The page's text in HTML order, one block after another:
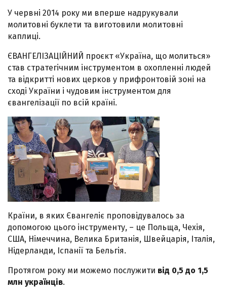
У червні 2014 року ми вперше надрукували
молитовні буклети та виготовили молитовні
каплиці.
ЄВАНГЕЛІЗАЦІЙНИЙ проєкт «Україна, що молиться»
став стратегічним інструментом в охопленні людей
та відкритті нових церков у прифронтовій зоні на
сході України і чудовим інструментом для
євангелізації по всій країні.
Країни, в яких Євангеліє проповідувалось за
допомогою цього інструменту, – це Польща, Чехія,
США, Німеччина, Велика Британія, Швейцарія, Італія,
Нідерланди, Іспанії та Бельгія.
Протягом року ми можемо послужити від 0,5 до 1,5
млн українців.